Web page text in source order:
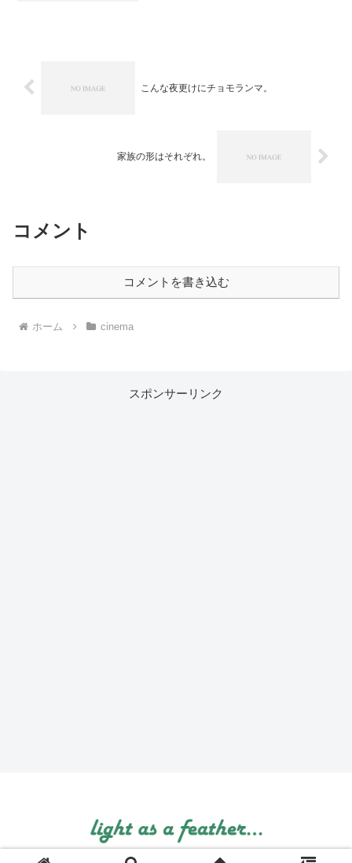
こんな夜更けにチョモランマ。
家族の形はそれぞれ。
コメント
コメントを書き込む
ホーム cinema
スポンサーリンク